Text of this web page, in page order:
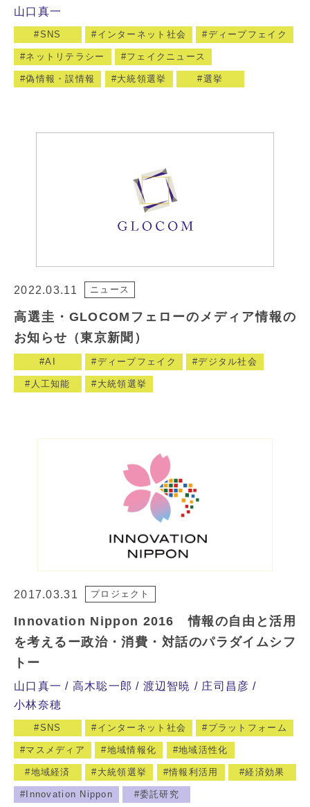
山口真一
SNS インターネット社会 ディープフェイク
ネットリテラシー フェイクニュース
偽情報・誤情報 大統領選挙 選挙
2022.03.11 ニュース
高選圭・GLOCOMフェローのメディア情報の
お知らせ（東京新聞）
AI ディープフェイク デジタル社会
人工知能 大統領選挙
2017.03.31 プロジェクト
Innovation Nippon 2016 情報の自由と活用
を考えるー政治・消費・対話のパラダイムシフ
トー
山口真一 高木聡一郎 渡辺智暁
庄司昌彦
小林奈穂
SNS インターネット社会 プラットフォーム
マスメディア 地域情報化 地域活性化
地域経済 大統領選挙 情報利活用 経済効果
Innovation Nippon 委託研究